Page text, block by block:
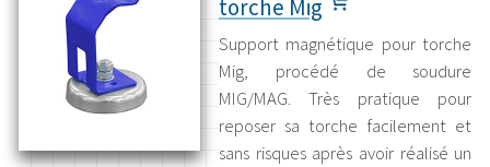
torche Mig
Support magnétique pour torche
Mig, procédé de soudure
MIG/MAG. Très pratique pour
reposer sa torche facilement et
sans risques après avoir réalisé un